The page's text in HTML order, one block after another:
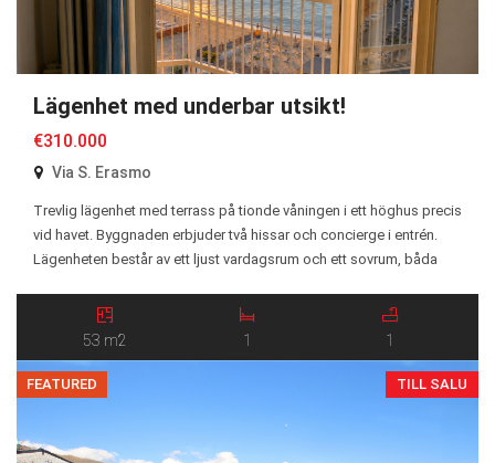
Lägenhet med underbar utsikt!
€310.000
Via S. Erasmo
Trevlig lägenhet med terrass på tionde våningen i ett höghus precis
vid havet. Byggnaden erbjuder två hissar och concierge i entrén.
Lägenheten består av ett ljust vardagsrum och ett sovrum, båda
badrum. Uppvärmningen är individuell via en naturgaspanna. Läget
är mycket bekvämt, bara ett […]
53 m2 1 1
FEATURED TILL SALU